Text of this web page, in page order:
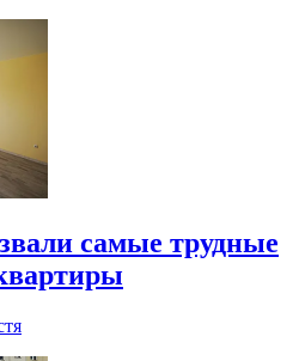
самые трудные